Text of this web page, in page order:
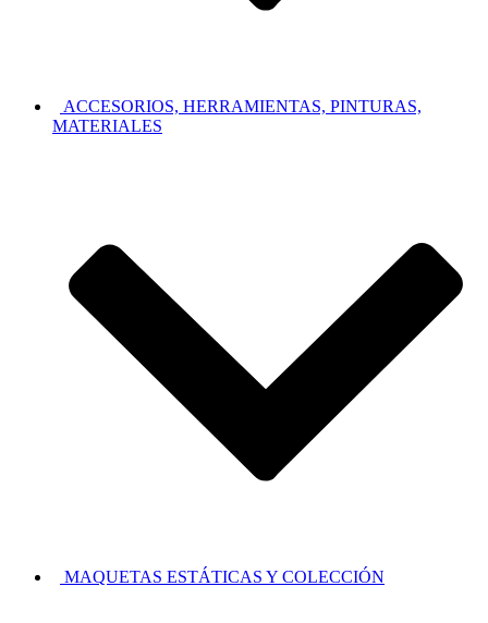
ACCESORIOS, HERRAMIENTAS, PINTURAS,
MATERIALES
MAQUETAS ESTÁTICAS Y COLECCIÓN